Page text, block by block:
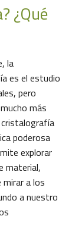
¿Qué
la
es el estudio
pero
más
poderosa
explorar
material,
mirar a los
a nuestro